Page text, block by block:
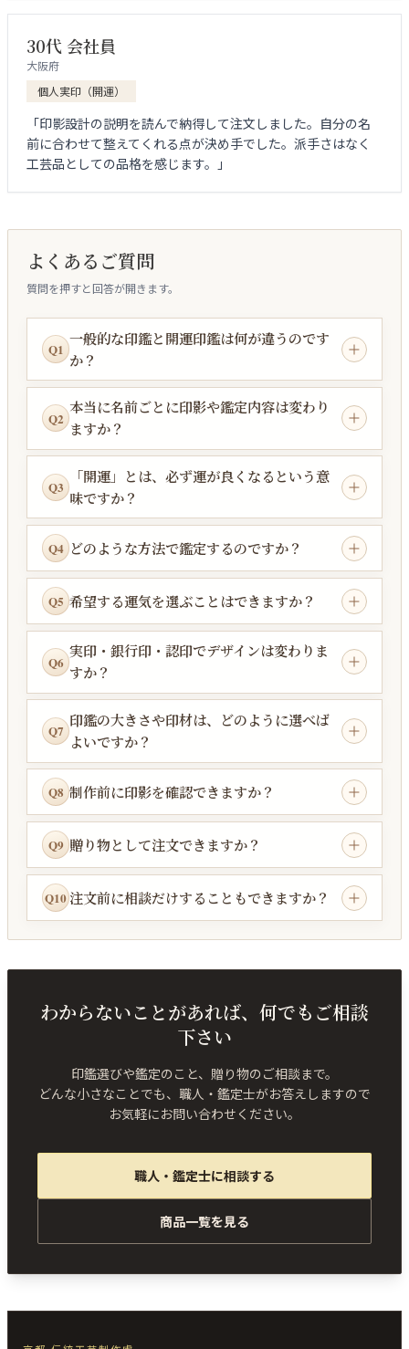
30代 会社員
大阪府
個人実印（開運）
「印影設計の説明を読んで納得して注文しました。自分の名
前に合わせて整えてくれる点が決め手でした。派手さはなく
工芸品としての品格を感じます。」
よくあるご質問
質問を押すと回答が開きます。
Q1
一般的な印鑑と開運印鑑は何が違うのです
か？
Q2
本当に名前ごとに印影や鑑定内容は変わり
ますか？
Q3
「開運」とは、必ず運が良くなるという意
味ですか？
Q4 どのような方法で鑑定するのですか？
Q5 希望する運気を選ぶことはできますか？
Q6
実印・銀行印・認印でデザインは変わりま
すか？
Q7
印鑑の大きさや印材は、どのように選べば
よいですか？
Q8 制作前に印影を確認できますか？
Q9 贈り物として注文できますか？
Q10 注文前に相談だけすることもできますか？
わからないことがあれば、何でもご相談
下さい
印鑑選びや鑑定のこと、贈り物のご相談まで。
どんな小さなことでも、職人・鑑定士がお答えしますので
お気軽にお問い合わせください。
職人・鑑定士に相談する
商品一覧を見る